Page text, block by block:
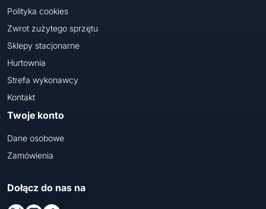
Polityka cookies
Zwrot zużytego sprzętu
Sklepy stacjonarne
Hurtownia
Strefa wykonawcy
Kontakt
Twoje konto
Dane osobowe
Zamówienia
Dołącz do nas na